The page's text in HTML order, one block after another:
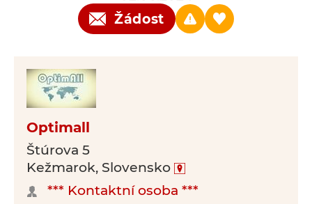
Žádost
Optimall
Štúrova 5
Kežmarok, Slovensko
*** Kontaktní osoba ***